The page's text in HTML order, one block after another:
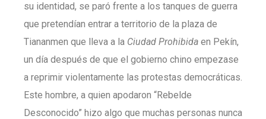
su identidad, se paró frente a los tanques de guerra
que pretendían entrar a territorio de la plaza de
Tiananmen que lleva a la Ciudad Prohibida en Pekín,
un día después de que el gobierno chino empezase
a reprimir violentamente las protestas democráticas.
Este hombre, a quien apodaron “Rebelde
Desconocido” hizo algo que muchas personas nunca